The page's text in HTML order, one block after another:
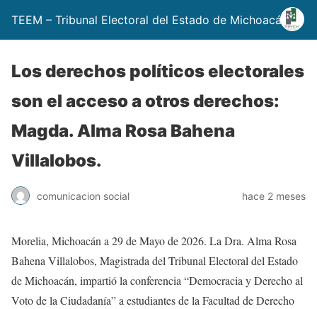
TEEM – Tribunal Electoral del Estado de Michoacán
Los derechos políticos electorales
son el acceso a otros derechos:
Magda. Alma Rosa Bahena
Villalobos.
comunicacion social hace 2 meses
Morelia, Michoacán a 29 de Mayo de 2026. La Dra. Alma Rosa
Bahena Villalobos, Magistrada del Tribunal Electoral del Estado
de Michoacán, impartió la conferencia “Democracia y Derecho al
Voto de la Ciudadanía” a estudiantes de la Facultad de Derecho